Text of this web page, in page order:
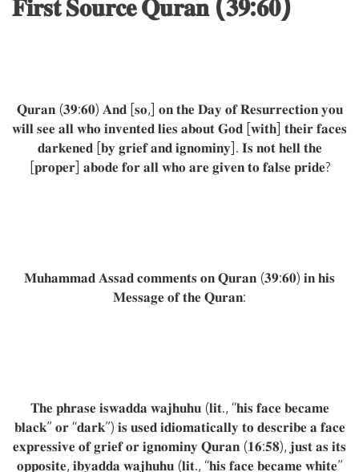
𝐅𝐢𝐫𝐬𝐭 𝐒𝐨𝐮𝐫𝐜𝐞 𝐐𝐮𝐫𝐚𝐧 (𝟑𝟗:𝟔𝟎)
𝐐𝐮𝐫𝐚𝐧 (𝟑𝟗:𝟔𝟎) 𝐀𝐧𝐝 [𝐬𝐨,] 𝐨𝐧 𝐭𝐡𝐞 𝐃𝐚𝐲 𝐨𝐟 𝐑𝐞𝐬𝐮𝐫𝐫𝐞𝐜𝐭𝐢𝐨𝐧 𝐲𝐨𝐮
𝐰𝐢𝐥𝐥 𝐬𝐞𝐞 𝐚𝐥𝐥 𝐰𝐡𝐨 𝐢𝐧𝐯𝐞𝐧𝐭𝐞𝐝 𝐥𝐢𝐞𝐬 𝐚𝐛𝐨𝐮𝐭 𝐆𝐨𝐝 [𝐰𝐢𝐭𝐡] 𝐭𝐡𝐞𝐢𝐫 𝐟𝐚𝐜𝐞𝐬
𝐝𝐚𝐫𝐤𝐞𝐧𝐞𝐝 [𝐛𝐲 𝐠𝐫𝐢𝐞𝐟 𝐚𝐧𝐝 𝐢𝐠𝐧𝐨𝐦𝐢𝐧𝐲]. 𝐈𝐬 𝐧𝐨𝐭 𝐡𝐞𝐥𝐥 𝐭𝐡𝐞
[𝐩𝐫𝐨𝐩𝐞𝐫] 𝐚𝐛𝐨𝐝𝐞 𝐟𝐨𝐫 𝐚𝐥𝐥 𝐰𝐡𝐨 𝐚𝐫𝐞 𝐠𝐢𝐯𝐞𝐧 𝐭𝐨 𝐟𝐚𝐥𝐬𝐞 𝐩𝐫𝐢𝐝𝐞?
𝐌𝐮𝐡𝐚𝐦𝐦𝐚𝐝 𝐀𝐬𝐬𝐚𝐝 𝐜𝐨𝐦𝐦𝐞𝐧𝐭𝐬 𝐨𝐧 𝐐𝐮𝐫𝐚𝐧 (𝟑𝟗:𝟔𝟎) 𝐢𝐧 𝐡𝐢𝐬
𝐌𝐞𝐬𝐬𝐚𝐠𝐞 𝐨𝐟 𝐭𝐡𝐞 𝐐𝐮𝐫𝐚𝐧:
𝐓𝐡𝐞 𝐩𝐡𝐫𝐚𝐬𝐞 𝐢𝐬𝐰𝐚𝐝𝐝𝐚 𝐰𝐚𝐣𝐡𝐮𝐡𝐮 (𝐥𝐢𝐭., “𝐡𝐢𝐬 𝐟𝐚𝐜𝐞 𝐛𝐞𝐜𝐚𝐦𝐞
𝐛𝐥𝐚𝐜𝐤” 𝐨𝐫 “𝐝𝐚𝐫𝐤”) 𝐢𝐬 𝐮𝐬𝐞𝐝 𝐢𝐝𝐢𝐨𝐦𝐚𝐭𝐢𝐜𝐚𝐥𝐥𝐲 𝐭𝐨 𝐝𝐞𝐬𝐜𝐫𝐢𝐛𝐞 𝐚 𝐟𝐚𝐜𝐞
𝐞𝐱𝐩𝐫𝐞𝐬𝐬𝐢𝐯𝐞 𝐨𝐟 𝐠𝐫𝐢𝐞𝐟 𝐨𝐫 𝐢𝐠𝐧𝐨𝐦𝐢𝐧𝐲 𝐐𝐮𝐫𝐚𝐧 (𝟏𝟔:𝟓𝟖), 𝐣𝐮𝐬𝐭 𝐚𝐬 𝐢𝐭𝐬
𝐨𝐩𝐩𝐨𝐬𝐢𝐭𝐞, 𝐢𝐛𝐲𝐚𝐝𝐝𝐚 𝐰𝐚𝐣𝐡𝐮𝐡𝐮 (𝐥𝐢𝐭., “𝐡𝐢𝐬 𝐟𝐚𝐜𝐞 𝐛𝐞𝐜𝐚𝐦𝐞 𝐰𝐡𝐢𝐭𝐞”